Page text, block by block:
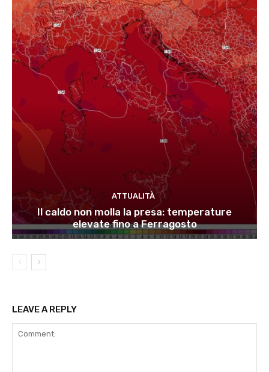
ATTUALITÀ
Il caldo non molla la presa: temperature
elevate fino a Ferragosto
LEAVE A REPLY